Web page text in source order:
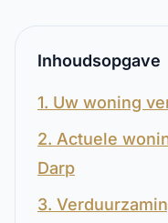
Inhoudsopgave
1. Uw woning
2. Actuele
Darp
3.